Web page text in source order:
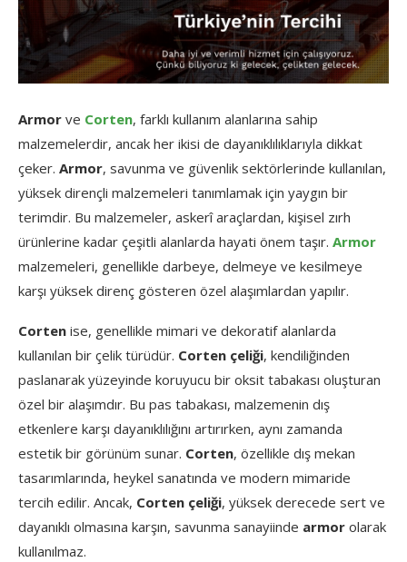
Armor ve Corten, farklı kullanım alanlarına sahip
malzemelerdir, ancak her ikisi de dayanıklılıklarıyla dikkat
çeker. Armor, savunma ve güvenlik sektörlerinde kullanılan,
yüksek dirençli malzemeleri tanımlamak için yaygın bir
terimdir. Bu malzemeler, askerî araçlardan, kişisel zırh
ürünlerine kadar çeşitli alanlarda hayati önem taşır. Armor
malzemeleri, genellikle darbeye, delmeye ve kesilmeye
karşı yüksek direnç gösteren özel alaşımlardan yapılır.
Corten ise, genellikle mimari ve dekoratif alanlarda
kullanılan bir çelik türüdür. Corten çeliği, kendiliğinden
paslanarak yüzeyinde koruyucu bir oksit tabakası oluşturan
özel bir alaşımdır. Bu pas tabakası, malzemenin dış
etkenlere karşı dayanıklılığını artırırken, aynı zamanda
estetik bir görünüm sunar. Corten, özellikle dış mekan
tasarımlarında, heykel sanatında ve modern mimaride
tercih edilir. Ancak, Corten çeliği, yüksek derecede sert ve
dayanıklı olmasına karşın, savunma sanayiinde armor olarak
kullanılmaz.